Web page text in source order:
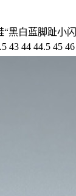
黑白蓝脚趾
43 44 44.5 45